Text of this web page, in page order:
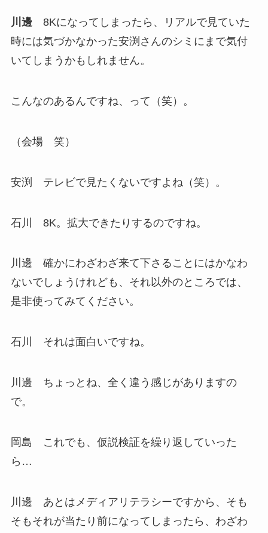
川邊8Kになってしまったら、リアルで見ていた
時には気づかなかった安渕さんのシミにまで気付
いてしまうかもしれません。
こんなのあるんですね、って（笑）。
（会場 笑）
安渕 テレビで見たくないですよね（笑）。
石川 8K。拡大できたりするのですね。
川邊 確かにわざわざ来て下さることにはかなわ
ないでしょうけれども、それ以外のところでは、
是非使ってみてください。
石川 それは面白いですね。
川邊 ちょっとね、全く違う感じがありますの
で。
岡島 これでも、仮説検証を繰り返していった
ら…
川邊 あとはメディアリテラシーですから、そも
そもそれが当たり前になってしまったら、わざわ